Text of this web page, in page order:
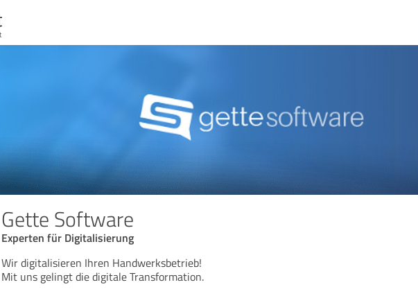
Gette Software
Experten für Digitalisierung
Wir digitalisieren Ihren Handwerksbetrieb!
Mit uns gelingt die digitale Transformation.